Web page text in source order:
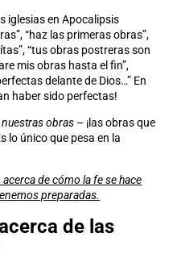
iglesias en Apocalipsis
“haz las primeras obras”,
“tus obras postreras son
mis obras hasta el fin”,
delante de Dios…” En
haber sido perfectas!
nuestras obras – ¡las obras que
lo único que pesa en la
de cómo la fe se hace
preparadas.
de las